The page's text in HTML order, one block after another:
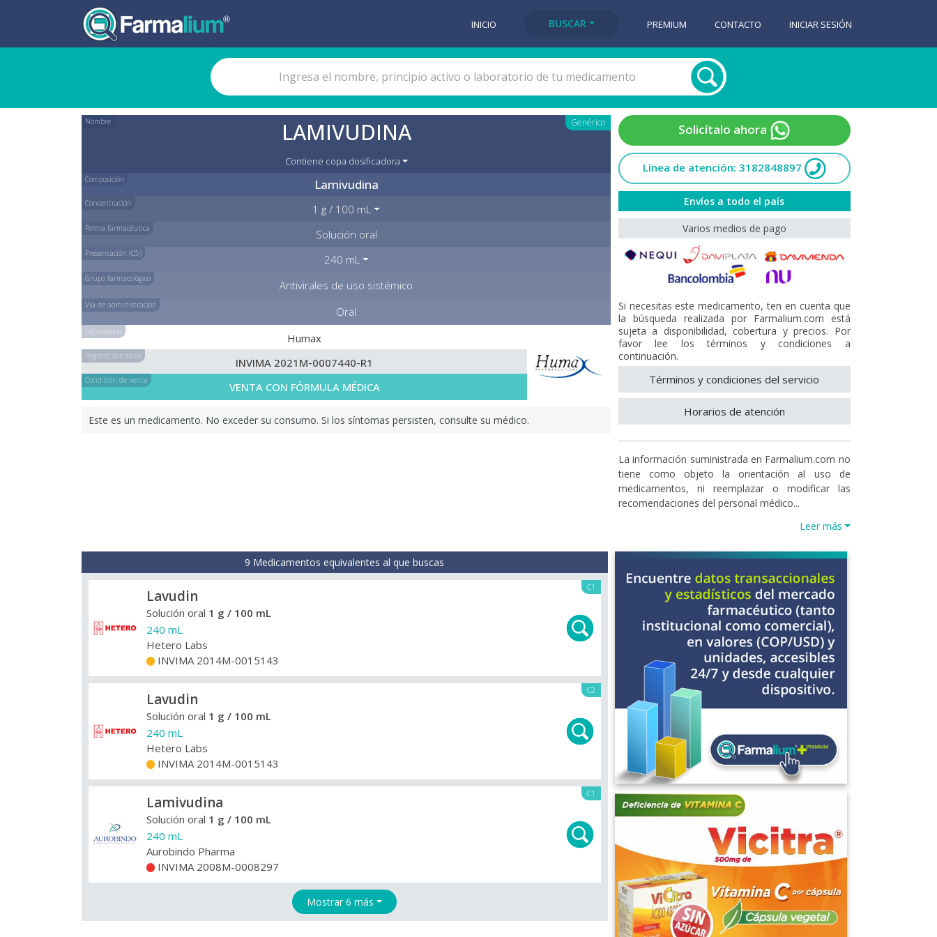
INICIO BUSCAR PREMIUM CONTACTO INICIAR SESIÓN
Nombre Genérico
LAMIVUDINA
Contiene copa dosificadora
Composición Lamivudina
Concentración 1 g / 100 mL
Forma farmacéutica Solución oral
Presentación (C5) 240 mL
Grupo farmacológico Antivirales de uso sistémico
Vía de administración Oral
Laboratorio Humax
Registro sanitario INVIMA 2021M-0007440-R1
Condición de venta VENTA CON FÓRMULA MÉDICA
Este es un medicamento. No exceder su consumo. Si los síntomas persisten, consulte su médico.
Solicítalo ahora
Línea de atención: 3182848897
Envíos a todo el país
Varios medios de pago
Si necesitas este medicamento, ten en cuenta que
la búsqueda realizada por Farmalium.com está
sujeta a disponibilidad, cobertura y precios. Por
favor lee los términos y condiciones a
continuación.
Términos y condiciones del servicio
Horarios de atención
La información suministrada en Farmalium.com no
tiene como objeto la orientación al uso de
medicamentos, ni reemplazar o modificar las
recomendaciones del personal médico...
Leer más
9 Medicamentos equivalentes al que buscas
C1
Lavudin
Solución oral 1 g / 100 mL
240 mL
Hetero Labs
INVIMA 2014M-0015143
C2
Lavudin
Solución oral 1 g / 100 mL
240 mL
Hetero Labs
INVIMA 2014M-0015143
C1
Lamivudina
Solución oral 1 g / 100 mL
240 mL
Aurobindo Pharma
INVIMA 2008M-0008297
Mostrar 6 más